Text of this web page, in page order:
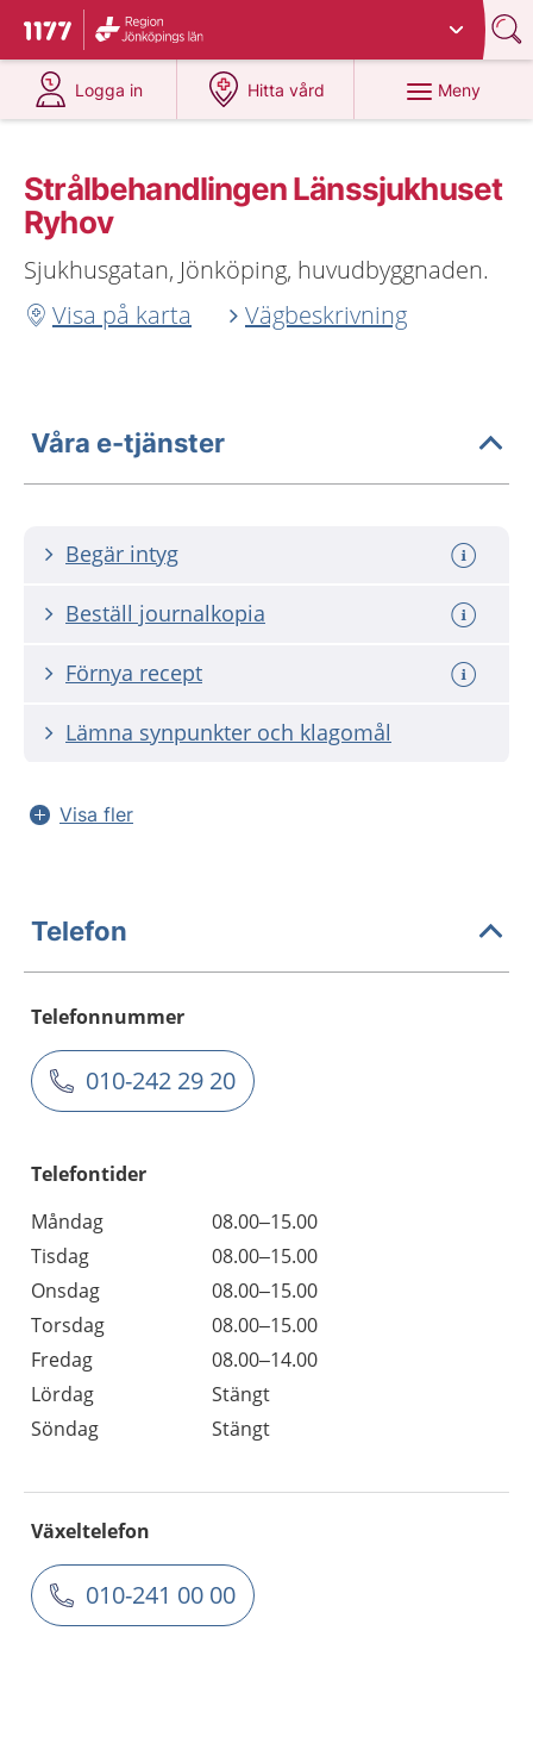
Till startsidan för 1177
Du har valt region
Logga in
på 1177.se
Hitta vård
på 1177.se
Meny
Strålbehandlingen Länssjukhuset
Ryhov
Sjukhusgatan, Jönköping, huvudbyggnaden.
Visa på karta
Vägbeskrivning
Våra e-tjänster
Begär intyg
Beställ journalkopia
Förnya recept
Lämna synpunkter och klagomål
Visa fler
Telefon
Telefonnummer
010-242 29 20
Telefontider
Måndag
08.00–15.00
Tisdag
08.00–15.00
Onsdag
08.00–15.00
Torsdag
08.00–15.00
Fredag
08.00–14.00
Lördag
Stängt
Söndag
Stängt
Växeltelefon
010-241 00 00